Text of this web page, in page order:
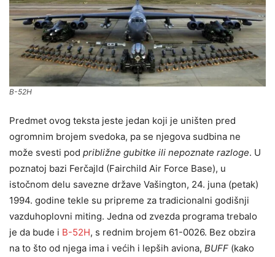
B-52H
Predmet ovog teksta jeste jedan koji je uništen pred
ogromnim brojem svedoka, pa se njegova sudbina ne
može svesti pod približne gubitke ili nepoznate razloge. U
poznatoj bazi Ferčajld (Fairchild Air Force Base), u
istočnom delu savezne države Vašington, 24. juna (petak)
1994. godine tekle su pripreme za tradicionalni godišnji
vazduhoplovni miting. Jedna od zvezda programa trebalo
je da bude i B-52H, s rednim brojem 61-0026. Bez obzira
na to što od njega ima i većih i lepših aviona, BUFF (kako